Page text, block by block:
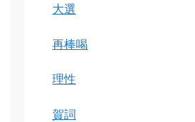
大選
再棒喝
理性
賀詞